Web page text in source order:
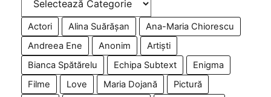
Actori Alina Suărășan
Ana-Maria Chiorescu
Andreea Ene
Anonim
Artiști
Bianca Spătărelu
Echipa Subtext
Enigma
Filme
Love Maria Dojană
Pictură